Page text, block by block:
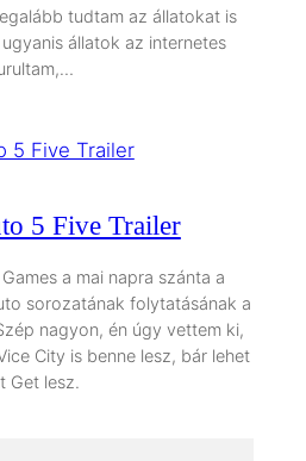
tudtam az állatokat is
állatok az internetes
5 Five Trailer
a mai napra szánta a
sorozatának folytatásának a
nagyon, én úgy vettem ki,
City is benne lesz, bár lehet
Get lesz.